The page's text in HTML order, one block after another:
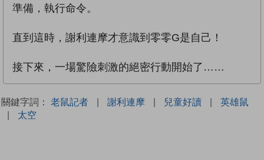
準備，執行命令。
直到這時，謝利連摩才意識到零零G是自己！
接下來，一場驚險刺激的絕密行動開始了……
關鍵字詞： 老鼠記者 | 謝利連摩 | 兒童好讀 |
英雄鼠
|
太空